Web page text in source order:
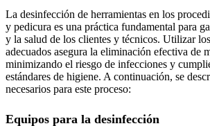
La desinfección de herramientas en los
y pedicura es una práctica fundamental para
y la salud de los clientes y técnicos. Utilizar
adecuados asegura la eliminación efectiva de
minimizando el riesgo de infecciones y
estándares de higiene. A continuación, se
necesarios para este proceso:
Equipos para la desinfección